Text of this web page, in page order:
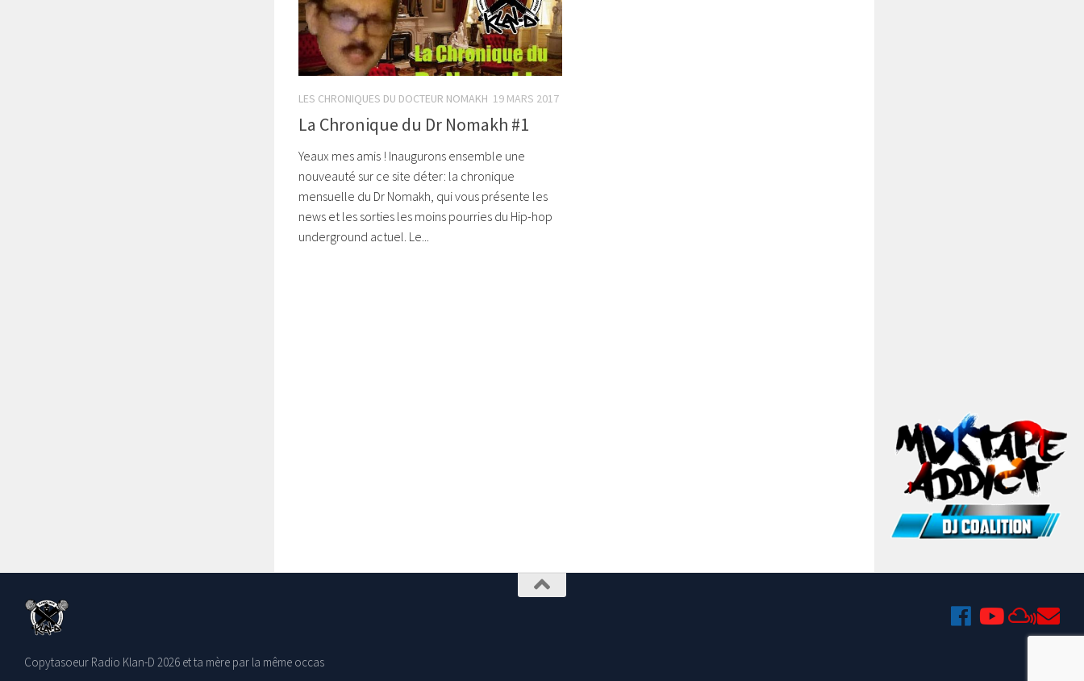
LES CHRONIQUES DU DOCTEUR NOMAKH 19 MARS 2017
La Chronique du Dr Nomakh #1
Yeaux mes amis ! Inaugurons ensemble une
nouveauté sur ce site déter: la chronique
mensuelle du Dr Nomakh, qui vous présente les
news et les sorties les moins pourries du Hip-hop
underground actuel. Le...
Copytasoeur Radio Klan-D 2026 et ta mère par la même occas